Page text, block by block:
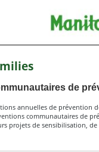
de
annuelles de prévention
communautaires de
projets de sensibilisation,